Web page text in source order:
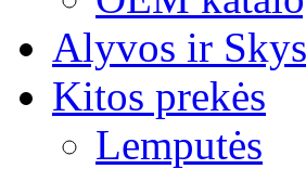
Alyvos ir
Kitos prekės
Lemputės